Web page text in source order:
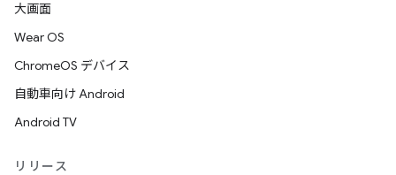
大画面
Wear OS
ChromeOS デバイス
自動車向け Android
Android TV
リリース